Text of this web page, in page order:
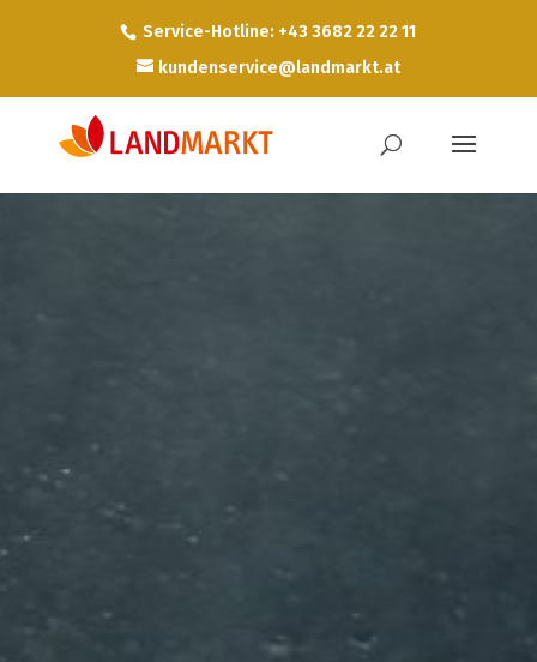
Service-Hotline: +43 3682 22 22 11
kundenservice@landmarkt.at